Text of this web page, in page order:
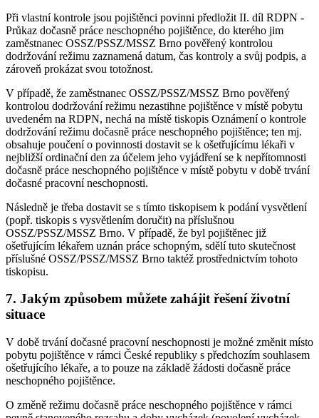
Při vlastní kontrole jsou pojištěnci povinni předložit II. díl RDPN -
Průkaz dočasně práce neschopného pojištěnce, do kterého jim
zaměstnanec OSSZ/PSSZ/MSSZ Brno pověřený kontrolou
dodržování režimu zaznamená datum, čas kontroly a svůj podpis, a
zároveň prokázat svou totožnost.
V případě, že zaměstnanec OSSZ/PSSZ/MSSZ Brno pověřený
kontrolou dodržování režimu nezastihne pojištěnce v místě pobytu
uvedeném na RDPN, nechá na místě tiskopis Oznámení o kontrole
dodržování režimu dočasně práce neschopného pojištěnce; ten mj.
obsahuje poučení o povinnosti dostavit se k ošetřujícímu lékaři v
nejbližší ordinační den za účelem jeho vyjádření se k nepřítomnosti
dočasně práce neschopného pojištěnce v místě pobytu v době trvání
dočasné pracovní neschopnosti.
Následně je třeba dostavit se s tímto tiskopisem k podání vysvětlení
(popř. tiskopis s vysvětlením doručit) na příslušnou
OSSZ/PSSZ/MSSZ Brno. V případě, že byl pojištěnec již
ošetřujícím lékařem uznán práce schopným, sdělí tuto skutečnost
příslušné OSSZ/PSSZ/MSSZ Brno taktéž prostřednictvím tohoto
tiskopisu.
7. Jakým způsobem můžete zahájit řešení životní
situace
V době trvání dočasné pracovní neschopnosti je možné změnit místo
pobytu pojištěnce v rámci České republiky s předchozím souhlasem
ošetřujícího lékaře, a to pouze na základě žádosti dočasně práce
neschopného pojištěnce.
O změně režimu dočasně práce neschopného pojištěnce v rámci